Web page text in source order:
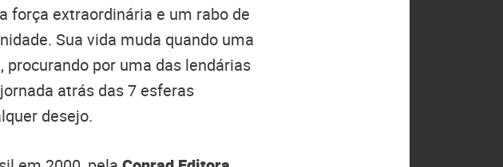
força extraordinária e um rabo de
Sua vida muda quando uma
por uma das lendárias
atrás das 7 esferas
desejo.